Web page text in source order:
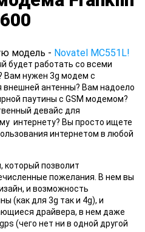
модель - Novatel MC551L!
будет работать со всеми
Вам нужен 3g модем c
антенны? Вам надоело
паутины с GSM модемом?
девайс для
интернету? Вы просто ищете
интернетом в любой
который позволит
пожелания. В нем вы
и возможность
(как для 3g так и 4g), и
драйвера, в нем даже
(чего нет ни в одной другой